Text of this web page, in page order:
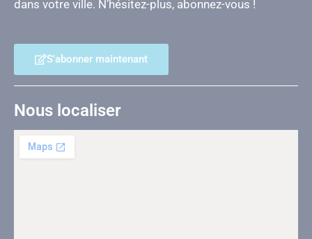
dans votre ville. N’hésitez-plus, abonnez-vous !
S'abonner maintenant
Nous localiser